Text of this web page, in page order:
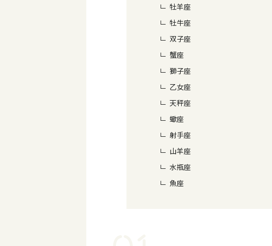
牡羊座
牡牛座
双子座
蟹座
獅子座
乙女座
天秤座
蠍座
射手座
山羊座
水瓶座
魚座